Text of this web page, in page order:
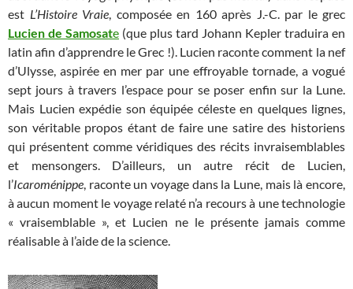
est L’Histoire Vraie , composée en 160 après J.-C. par le grec
Lucien de Samosate (que plus tard Johann Kepler traduira en
latin afin d’apprendre le Grec !). Lucien raconte comment la nef
d’Ulysse, aspirée en mer par une effroyable tornade, a vogué
sept jours à travers l’espace pour se poser enfin sur la Lune.
Mais Lucien expédie son équipée céleste en quelques lignes,
son véritable propos étant de faire une satire des historiens
qui présentent comme véridiques des récits invraisemblables
et mensongers. D’ailleurs, un autre récit de Lucien,
l’Icaroménippe , raconte un voyage dans la Lune, mais là encore,
à aucun moment le voyage relaté n’a recours à une technologie
« vraisemblable », et Lucien ne le présente jamais comme
réalisable à l’aide de la science.